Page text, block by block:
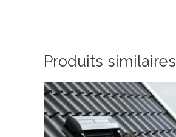
Produits similaires